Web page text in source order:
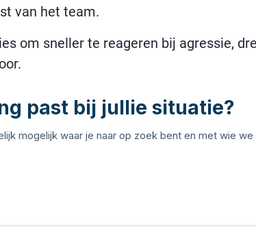
van het team.
om sneller te reageren bij agressie,
past bij jullie situatie?
mogelijk waar je naar op zoek bent en met wie